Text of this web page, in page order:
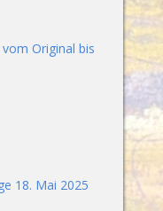
Original bis
18. Mai 2025